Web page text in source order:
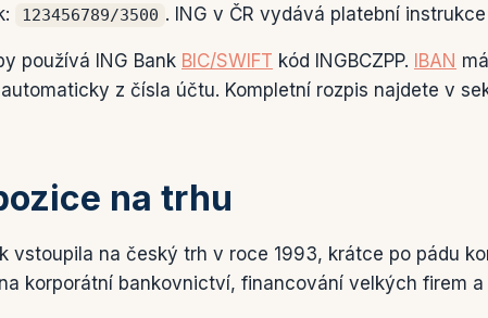
123456789/3500 . ING v ČR vydává platební
používá ING Bank BIC/SWIFT kód INGBCZPP. IBAN
z čísla účtu. Kompletní rozpis najdete v
na trhu
vstoupila na český trh v roce 1993, krátce po pádu
korporátní bankovnictví, financování velkých firem